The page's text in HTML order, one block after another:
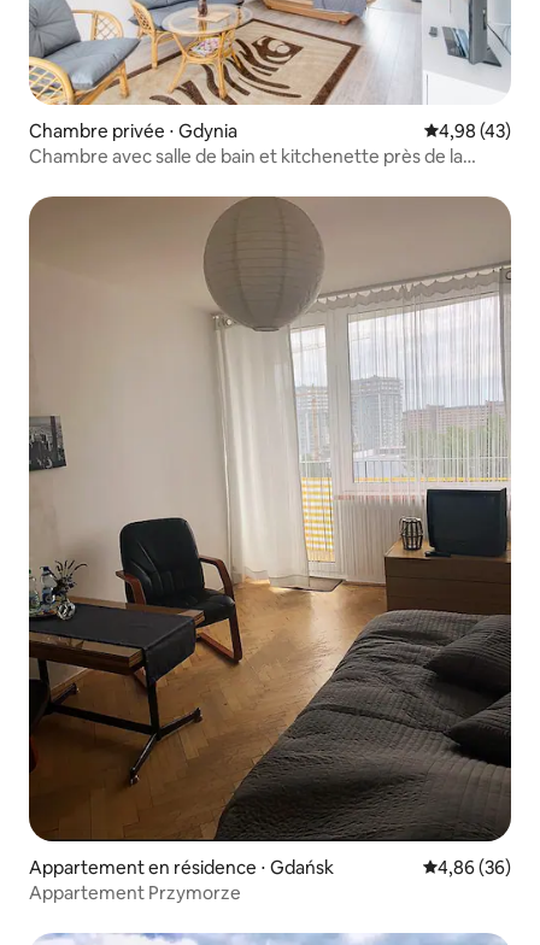
Chambre privée ⋅ Gdynia Évaluation
4,98 (43)
Chambre avec salle de bain et kitchenette près de la
Appartement en résidence ⋅ Gdańsk Évaluation
4,86 (36)
Appartement Przymorze